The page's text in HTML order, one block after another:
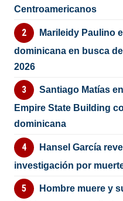
Centroamericanos
Marileidy Paulino
dominicana en busca
2026
Santiago Matías
Empire State Building
dominicana
Hansel García
investigación por
Hombre muere y